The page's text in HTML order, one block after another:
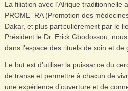
La filiation avec l’Afrique traditionnelle
PROMETRA (Promotion des
Dakar, et plus particulièrement par le
Président le Dr. Erick Gbodossou,
dans l’espace des rituels de soin et de
Le but est d’utiliser la puissance du
de transe et permettre à chacun de
une expérience d’ouverture et de